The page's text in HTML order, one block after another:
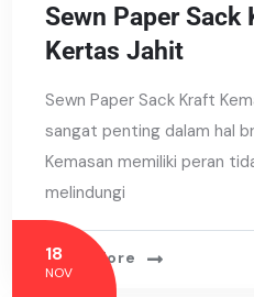
Sewn Paper Sack
Kertas Jahit
Sewn Paper Sack Kraft
sangat penting dalam hal
Kemasan memiliki peran
melindungi
Read More
18
NOV